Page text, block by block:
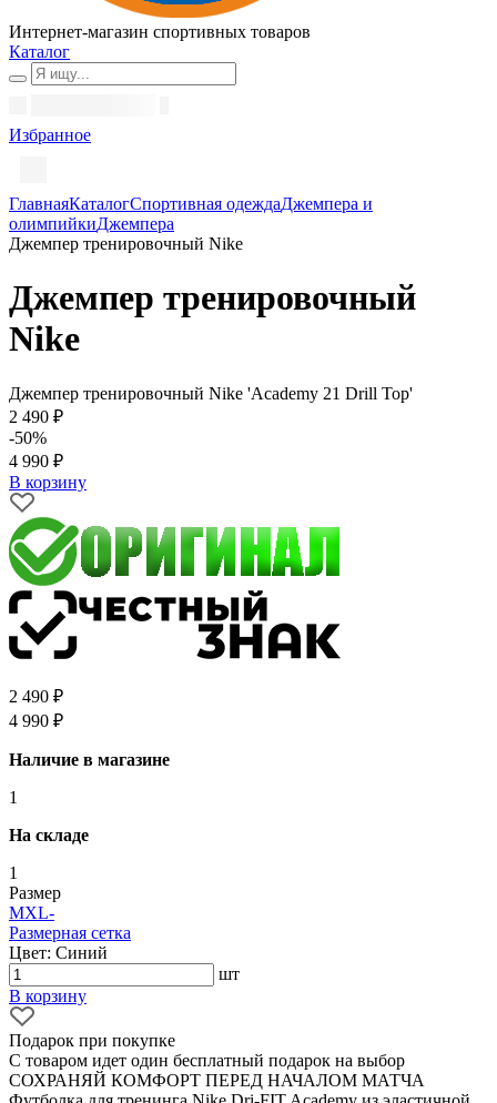
Интернет-магазин спортивных товаров
Каталог
Избранное
ГлавнаяКаталогСпортивная одеждаДжемпера и
олимпийкиДжемпера
Джемпер тренировочный Nike
Джемпер тренировочный
Nike
Джемпер тренировочный Nike 'Academy 21 Drill Top'
2 490 ₽
-50%
4 990 ₽
В корзину
2 490 ₽
4 990 ₽
Наличие в магазине
1
На складе
1
Размер
MXL-
Размерная сетка
Цвет: Синий
шт
В корзину
Подарок при покупке
С товаром идет один бесплатный подарок на выбор
СОХРАНЯЙ КОМФОРТ ПЕРЕД НАЧАЛОМ МАТЧА